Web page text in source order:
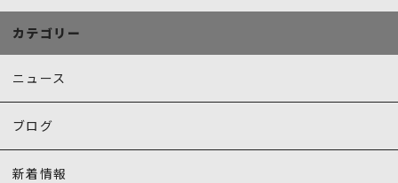
k
カテゴリー
ニュース
ブログ
新着情報